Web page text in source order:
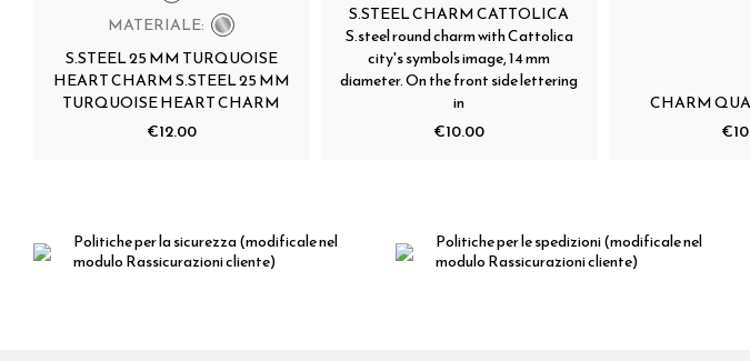
MATERIALE:
S.STEEL 25 MM TURQUOISE
HEART CHARM S.STEEL 25 MM
TURQUOISE HEART CHARM
€12.00
S.STEEL CHARM CATTOLICA
S.steel round charm with Cattolica
city's symbols image, 14 mm
diameter. On the front side lettering
in
€10.00
CHARM
Politiche per la sicurezza(modificale nel
modulo Rassicurazioni cliente)
Politiche per le spedizioni(modificale nel
modulo Rassicurazioni cliente)